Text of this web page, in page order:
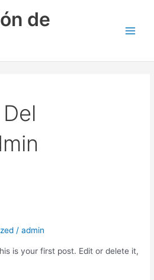
de
/admin
is your first post. Edit or delete it,